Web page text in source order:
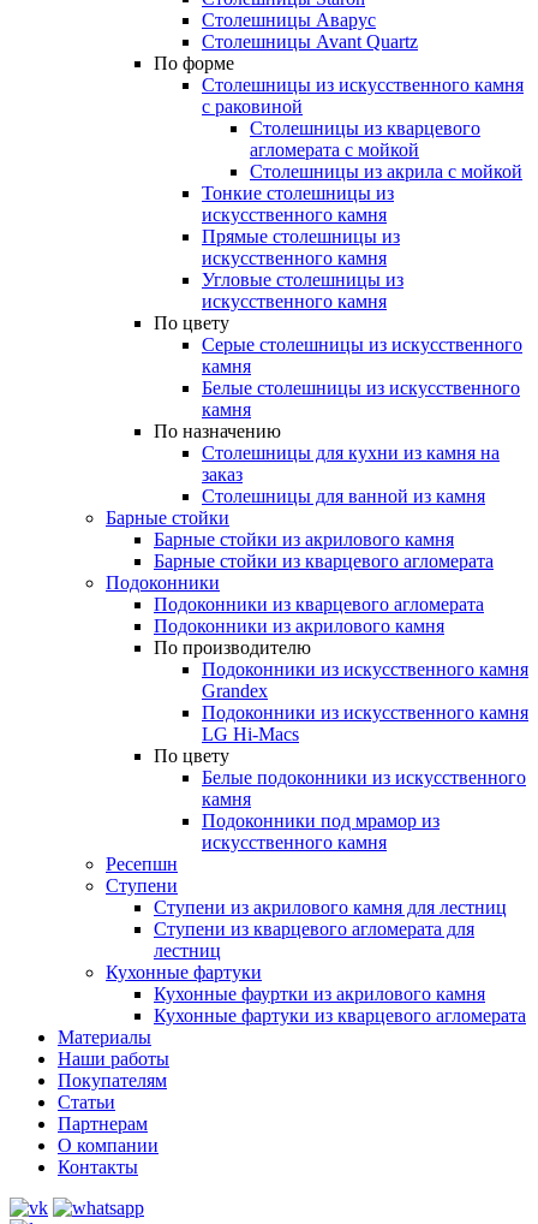
Столешницы Аварус
Столешницы Avant Quartz
По форме
Столешницы из искусственного камня
с раковиной
Столешницы из кварцевого
агломерата с мойкой
Столешницы из акрила с мойкой
Тонкие столешницы из
искусственного камня
Прямые столешницы из
искусственного камня
Угловые столешницы из
искусственного камня
По цвету
Серые столешницы из искусственного
камня
Белые столешницы из искусственного
камня
По назначению
Столешницы для кухни из камня на
заказ
Столешницы для ванной из камня
Барные стойки
Барные стойки из акрилового камня
Барные стойки из кварцевого агломерата
Подоконники
Подоконники из кварцевого агломерата
Подоконники из акрилового камня
По производителю
Подоконники из искусственного камня
Grandex
Подоконники из искусственного камня
LG Hi-Macs
По цвету
Белые подоконники из искусственного
камня
Подоконники под мрамор из
искусственного камня
Ресепшн
Ступени
Ступени из акрилового камня для лестниц
Ступени из кварцевого агломерата для
лестниц
Кухонные фартуки
Кухонные фауртки из акрилового камня
Кухонные фартуки из кварцевого агломерата
Материалы
Наши работы
Покупателям
Статьи
Партнерам
О компании
Контакты